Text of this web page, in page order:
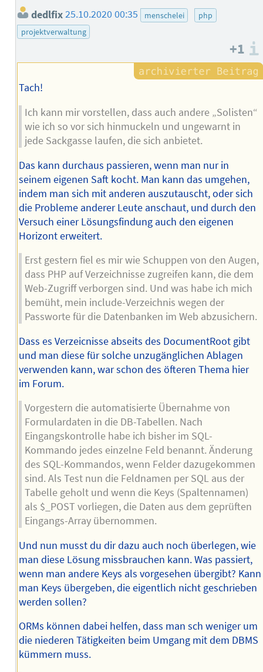
dedlfix25.10.2020 00:35 menschelei
php
projektverwaltung
+1
Tach!
Ich kann mir vorstellen, dass auch andere „Solisten“
wie ich so vor sich hinmuckeln und ungewarnt in
jede Sackgasse laufen, die sich anbietet.
Das kann durchaus passieren, wenn man nur in
seinem eigenen Saft kocht. Man kann das umgehen,
indem man sich mit anderen auszutauscht, oder sich
die Probleme anderer Leute anschaut, und durch den
Versuch einer Lösungsfindung auch den eigenen
Horizont erweitert.
Erst gestern fiel es mir wie Schuppen von den Augen,
dass PHP auf Verzeichnisse zugreifen kann, die dem
Web-Zugriff verborgen sind. Und was habe ich mich
bemüht, mein include-Verzeichnis wegen der
Passworte für die Datenbanken im Web abzusichern.
Dass es Verzeicnisse abseits des DocumentRoot gibt
und man diese für solche unzugänglichen Ablagen
verwenden kann, war schon des öfteren Thema hier
im Forum.
Vorgestern die automatisierte Übernahme von
Formulardaten in die DB-Tabellen. Nach
Eingangskontrolle habe ich bisher im SQL-
Kommando jedes einzelne Feld benannt. Änderung
des SQL-Kommandos, wenn Felder dazugekommen
sind. Als Test nun die Feldnamen per SQL aus der
Tabelle geholt und wenn die Keys (Spaltennamen)
als $_POST vorliegen, die Daten aus dem geprüften
Eingangs-Array übernommen.
Und nun musst du dir dazu auch noch überlegen, wie
man diese Lösung missbrauchen kann. Was passiert,
wenn man andere Keys als vorgesehen übergibt? Kann
man Keys übergeben, die eigentlich nicht geschrieben
werden sollen?
ORMs können dabei helfen, dass man sch weniger um
die niederen Tätigkeiten beim Umgang mit dem DBMS
kümmern muss.